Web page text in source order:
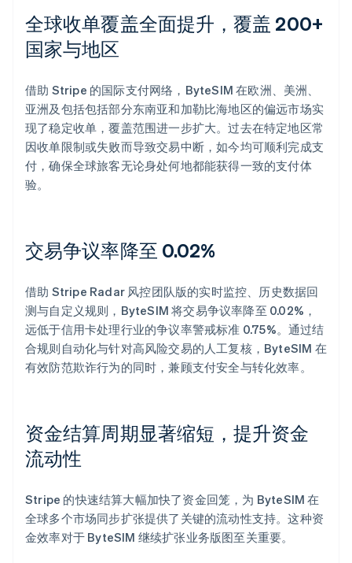
全球收单覆盖全面提升，覆盖 200+
国家与地区
借助 Stripe 的国际支付网络，ByteSIM 在欧洲、美洲、
亚洲及包括包括部分东南亚和加勒比海地区的偏远市场实
现了稳定收单，覆盖范围进一步扩大。过去在特定地区常
因收单限制或失败而导致交易中断，如今均可顺利完成支
付，确保全球旅客无论身处何地都能获得一致的支付体
验。
交易争议率降至 0.02%
借助 Stripe Radar 风控团队版的实时监控、历史数据回
测与自定义规则，ByteSIM 将交易争议率降至 0.02%，
远低于信用卡处理行业的争议率警戒标准 0.75%。通过结
合规则自动化与针对高风险交易的人工复核，ByteSIM 在
有效防范欺诈行为的同时，兼顾支付安全与转化效率。
资金结算周期显著缩短，提升资金
流动性
Stripe 的快速结算大幅加快了资金回笼，为 ByteSIM 在
全球多个市场同步扩张提供了关键的流动性支持。这种资
金效率对于 ByteSIM 继续扩张业务版图至关重要。